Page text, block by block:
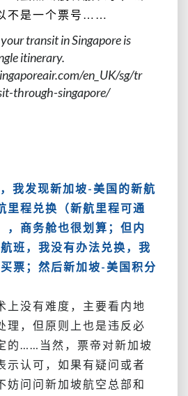
不是一个票号……
your transit in Singapore is
itinerary.
en_UK/sg/tr
through-singapore/
我发现新加坡-美国的新航
里程兑换（新航里程可通
，商务舱也很划算；但内
班，我没有办法兑换，我
票；然后新加坡-美国积分
上没有难度，主要看内地
理，但原则上也是违反必
的……当然，票帝对新加坡
示认可，如果有疑问或者
妨问问新加坡航空总部和